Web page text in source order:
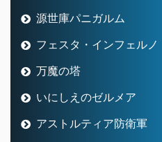
源世庫パニガルム
フェスタ・インフェルノ
万魔の塔
いにしえのゼルメア
アストルティア防衛軍